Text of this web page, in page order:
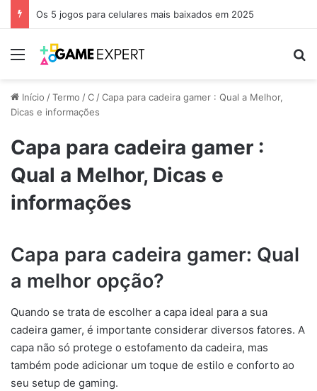
Os 5 jogos para celulares mais baixados em 2025
Menu
Início /Termo /C /Capa para cadeira gamer : Qual a Melhor,
Dicas e informações
Capa para cadeira gamer :
Qual a Melhor, Dicas e
informações
Capa para cadeira gamer: Qual
a melhor opção?
Quando se trata de escolher a capa ideal para a sua
cadeira gamer, é importante considerar diversos fatores. A
capa não só protege o estofamento da cadeira, mas
também pode adicionar um toque de estilo e conforto ao
seu setup de gaming.